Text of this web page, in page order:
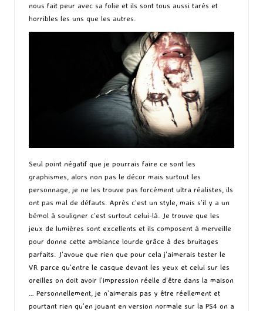
nous fait peur avec sa folie et ils sont tous aussi tarés et
horribles les uns que les autres.
Seul point négatif que je pourrais faire ce sont les
graphismes, alors non pas le décor mais surtout les
personnage, je ne les trouve pas forcément ultra réalistes, ils
ont pas mal de défauts. Après c’est un style, mais s’il y a un
bémol à souligner c’est surtout celui-là. Je trouve que les
jeux de lumières sont excellents et ils composent à merveille
pour donne cette ambiance lourde grâce à des bruitages
parfaits. J’avoue que rien que pour cela j’aimerais tester le
VR parce qu’entre le casque devant les yeux et celui sur les
oreilles on doit avoir l’impression réelle d’être dans la maison
… Personnellement, je n’aimerais pas y être réellement et
pourtant rien qu’en jouant en version normale sur la PS4 on a